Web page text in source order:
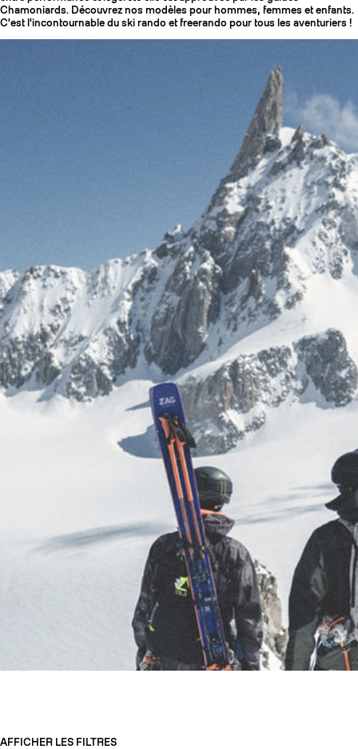
Chamoniards. Découvrez nos modèles pour hommes, femmes et enfants.
C'est l'incontournable du ski rando et freerando pour tous les aventuriers !
AFFICHER LES FILTRES